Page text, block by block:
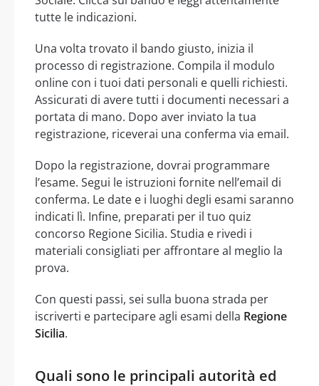
tutte le indicazioni.
Una volta trovato il bando giusto, inizia il
processo di registrazione. Compila il modulo
online con i tuoi dati personali e quelli richiesti.
Assicurati di avere tutti i documenti necessari a
portata di mano. Dopo aver inviato la tua
registrazione, riceverai una conferma via email.
Dopo la registrazione, dovrai programmare
l’esame. Segui le istruzioni fornite nell’email di
conferma. Le date e i luoghi degli esami saranno
indicati lì. Infine, preparati per il tuo quiz
concorso Regione Sicilia. Studia e rivedi i
materiali consigliati per affrontare al meglio la
prova.
Con questi passi, sei sulla buona strada per
iscriverti e partecipare agli esami della Regione
Sicilia.
Quali sono le principali autorità ed